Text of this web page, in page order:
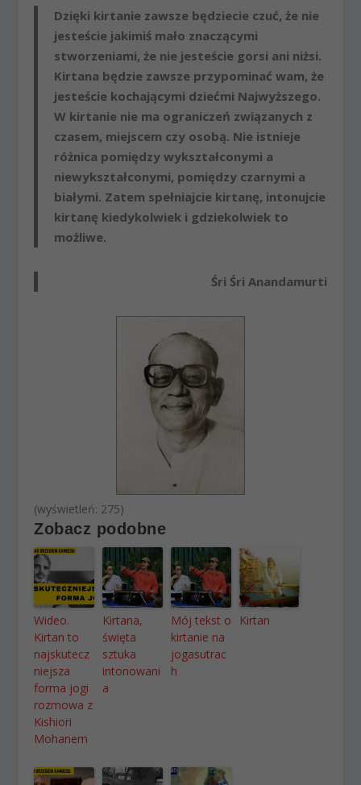
Dzięki kirtanie zawsze będziecie czuć, że nie
jesteście jakimiś mało znaczącymi
stworzeniami, że nie jesteście gorsi ani niżsi.
Kirtana będzie zawsze przypominać wam, że
jesteście kochającymi dziećmi Najwyższego.
W kirtanie nie ma ograniczeń związanych z
czasem, miejscem czy osobą. Nie istnieje
różnica pomiędzy wykształconymi a
niewykształconymi, pomiędzy czarnymi a
białymi. Zatem spełniajcie kirtanę, intonujcie
kirtanę kiedykolwiek i gdziekolwiek to
możliwe.
Śri Śri Anandamurti
(wyświetleń: 275)
Zobacz podobne
Wideo.
Kirtan to
najskutecz
niejsza
forma jogi
rozmowa z
Kishiori
Mohanem
Kirtana,
święta
sztuka
intonowani
a
Mój tekst o
kirtanie na
jogasutrac
h
Kirtan